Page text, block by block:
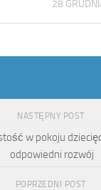
28
NASTĘPNY POST
w pokoju
odpowiedni rozwój
POPRZEDNI POST